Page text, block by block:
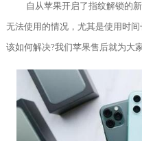
自从苹果开启了指纹解锁的
无法使用的情况，尤其是使用时
该如何解决?我们苹果售后就为大